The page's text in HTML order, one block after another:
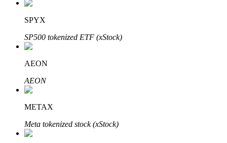
Parceiros Bitrue
Afiliados Bitrue
Até 65% de comissões!
SPYX
SP500 tokenized ETF (xStock)
AEON
AEON
METAX
Meta tokenized stock (xStock)